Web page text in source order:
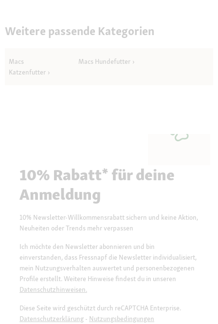
Weitere passende Kategorien
Macs
Katzenfutter
Macs Hundefutter
10% Rabatt* für deine
Anmeldung
10% Newsletter-Willkommensrabatt sichern und keine Aktion,
Neuheiten oder Trends mehr verpassen
Ich möchte den Newsletter abonnieren und bin
einverstanden, dass Fressnapf die Newsletter individualisiert,
mein Nutzungsverhalten auswertet und personenbezogenen
Profile erstellt. Weitere Hinweise findest du in unseren
Datenschutzhinweisen.
Diese Seite wird geschützt durch reCAPTCHA Enterprise.
Datenschutzerklärung - Nutzungsbedingungen